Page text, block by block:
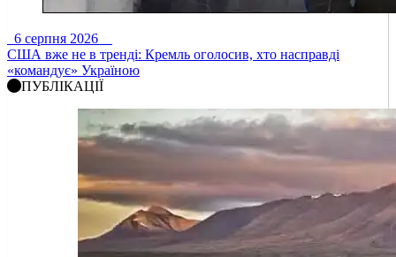
6 серпня 2026
США вже не в тренді: Кремль оголосив, хто насправді
«командує» Україною
ПУБЛІКАЦІЇ